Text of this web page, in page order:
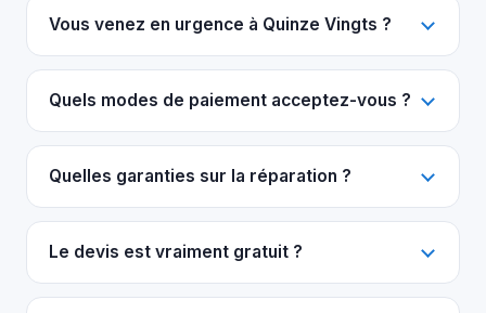
Vous venez en urgence à Quinze Vingts ?
Quels modes de paiement acceptez-vous ?
Quelles garanties sur la réparation ?
Le devis est vraiment gratuit ?